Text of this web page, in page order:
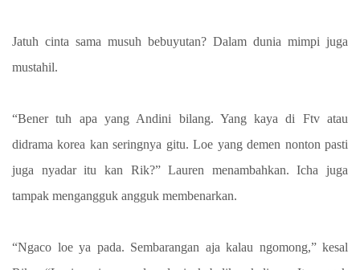
Jatuh cinta sama musuh bebuyutan? Dalam dunia mimpi juga
mustahil.
“Bener tuh apa yang Andini bilang. Yang kaya di Ftv atau
didrama korea kan seringnya gitu. Loe yang demen nonton pasti
juga nyadar itu kan Rik?” Lauren menambahkan. Icha juga
tampak mengangguk angguk membenarkan.
“Ngaco loe ya pada. Sembarangan aja kalau ngomong,” kesal